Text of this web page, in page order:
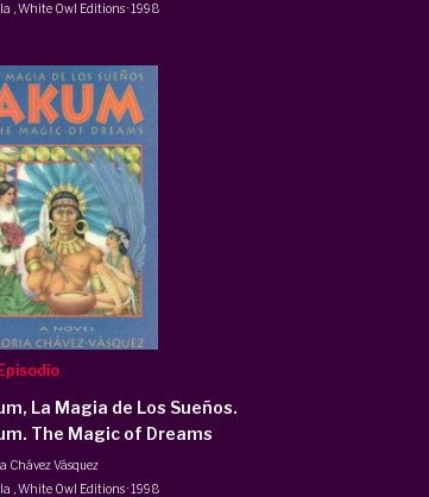
,White Owl Editions·1998
La Magia de Los Sueños.
The Magic of Dreams
Chávez Vásquez
,White Owl Editions·1998